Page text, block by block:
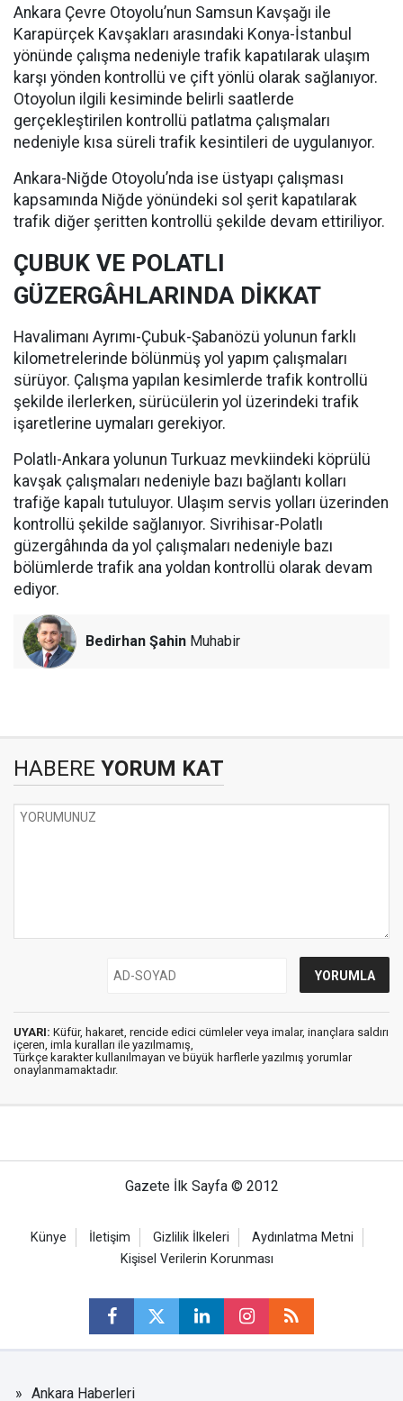
Ankara Çevre Otoyolu’nun Samsun Kavşağı ile
Karapürçek Kavşakları arasındaki Konya-İstanbul
yönünde çalışma nedeniyle trafik kapatılarak ulaşım
karşı yönden kontrollü ve çift yönlü olarak sağlanıyor.
Otoyolun ilgili kesiminde belirli saatlerde
gerçekleştirilen kontrollü patlatma çalışmaları
nedeniyle kısa süreli trafik kesintileri de uygulanıyor.
Ankara-Niğde Otoyolu’nda ise üstyapı çalışması
kapsamında Niğde yönündeki sol şerit kapatılarak
trafik diğer şeritten kontrollü şekilde devam ettiriliyor.
ÇUBUK VE POLATLI
GÜZERGÂHLARINDA DİKKAT
Havalimanı Ayrımı-Çubuk-Şabanözü yolunun farklı
kilometrelerinde bölünmüş yol yapım çalışmaları
sürüyor. Çalışma yapılan kesimlerde trafik kontrollü
şekilde ilerlerken, sürücülerin yol üzerindeki trafik
işaretlerine uymaları gerekiyor.
Polatlı-Ankara yolunun Turkuaz mevkiindeki köprülü
kavşak çalışmaları nedeniyle bazı bağlantı kolları
trafiğe kapalı tutuluyor. Ulaşım servis yolları üzerinden
kontrollü şekilde sağlanıyor. Sivrihisar-Polatlı
güzergâhında da yol çalışmaları nedeniyle bazı
bölümlerde trafik ana yoldan kontrollü olarak devam
ediyor.
Bedirhan Şahin Muhabir
HABERE YORUM KAT
UYARI: Küfür, hakaret, rencide edici cümleler veya imalar, inançlara saldırı
içeren, imla kuralları ile yazılmamış,
Türkçe karakter kullanılmayan ve büyük harflerle yazılmış yorumlar
onaylanmamaktadır.
Gazete İlk Sayfa © 2012
Künye İletişim Gizlilik İlkeleri
Aydınlatma Metni
Kişisel Verilerin Korunması
Ankara Haberleri